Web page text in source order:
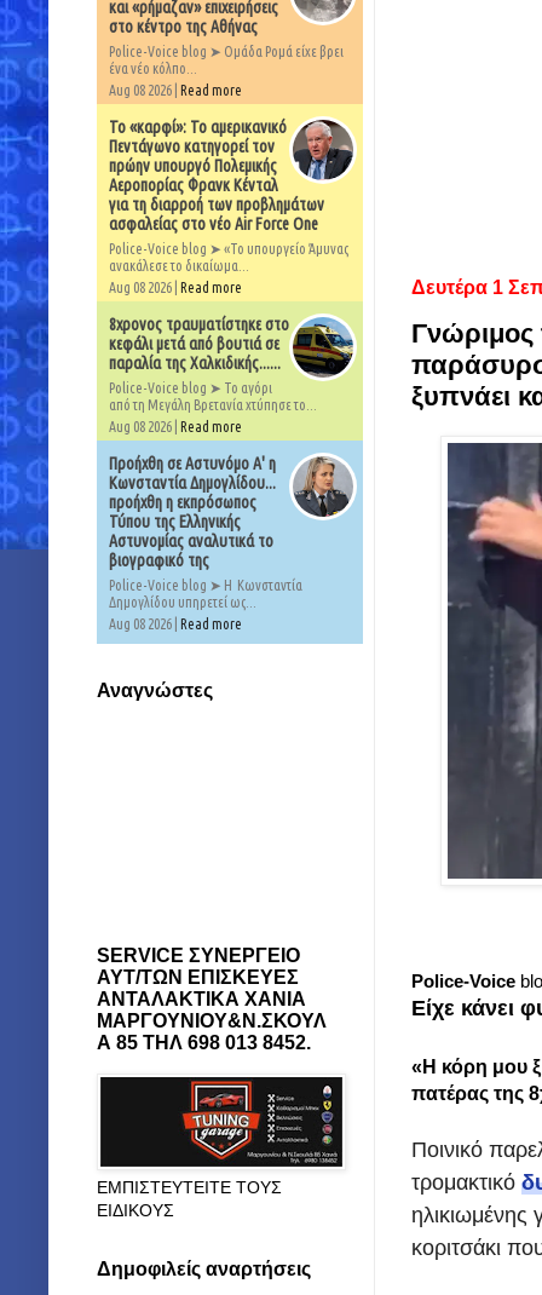
Δευτέρα 1
ξυπνάει
Police-Voice
Είχε κάνει
«Η κόρη μου
πατέρας της
Ποινικό
τρομακτικό
κοριτσάκι
και «ρήμαζαν» επιχειρήσεις
στο κέντρο της Αθήνας
Police-Voice blog ➤ Ομάδα Ρομά είχε βρει
ένα νέο κόλπο...
Aug 08 2026 | Read more
Το «καρφί»: Το αμερικανικό
Πεντάγωνο κατηγορεί τον
πρώην υπουργό Πολεμικής
Αεροπορίας Φρανκ Κένταλ
για τη διαρροή των προβλημάτων
ασφαλείας στο νέο Air Force One
Police-Voice blog ➤ «Το υπουργείο Άμυνας
ανακάλεσε το δικαίωμα...
Aug 08 2026 | Read more
8χρονος τραυματίστηκε στο
κεφάλι μετά από βουτιά σε
παραλία της Χαλκιδικής......
Police-Voice blog ➤ Το αγόρι
από τη Μεγάλη Βρετανία χτύπησε το...
Aug 08 2026 | Read more
Προήχθη σε Αστυνόμο Α' η
Κωνσταντία Δημογλίδου...
προήχθη η εκπρόσωπος
Τύπου της Ελληνικής
Αστυνομίας αναλυτικά το
βιογραφικό της
Police-Voice blog ➤ Η Κωνσταντία
Δημογλίδου υπηρετεί ως...
Aug 08 2026 | Read more
Αναγνώστες
SERVICE ΣΥΝΕΡΓΕΙΟ
ΑΥΤ/ΤΩΝ ΕΠΙΣΚΕΥΕΣ
ΑΝΤΑΛΑΚΤΙΚΑ ΧΑΝΙΑ
ΜΑΡΓΟΥΝΙΟΥ&Ν.ΣΚΟΥΛ
Α 85 ΤΗΛ 698 013 8452.
ΕΜΠΙΣΤΕΥΤΕΙΤΕ ΤΟΥΣ
ΕΙΔΙΚΟΥΣ
Δημοφιλείς αναρτήσεις